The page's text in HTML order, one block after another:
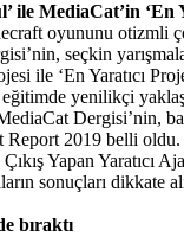
ile MediaCat’in ‘En
oyununu otizmli
seçkin
ile ‘En Yaratıcı
yenilikçi
Dergisi’nin,
Report 2019 belli
Çıkış Yapan
sonuçları
bıraktı